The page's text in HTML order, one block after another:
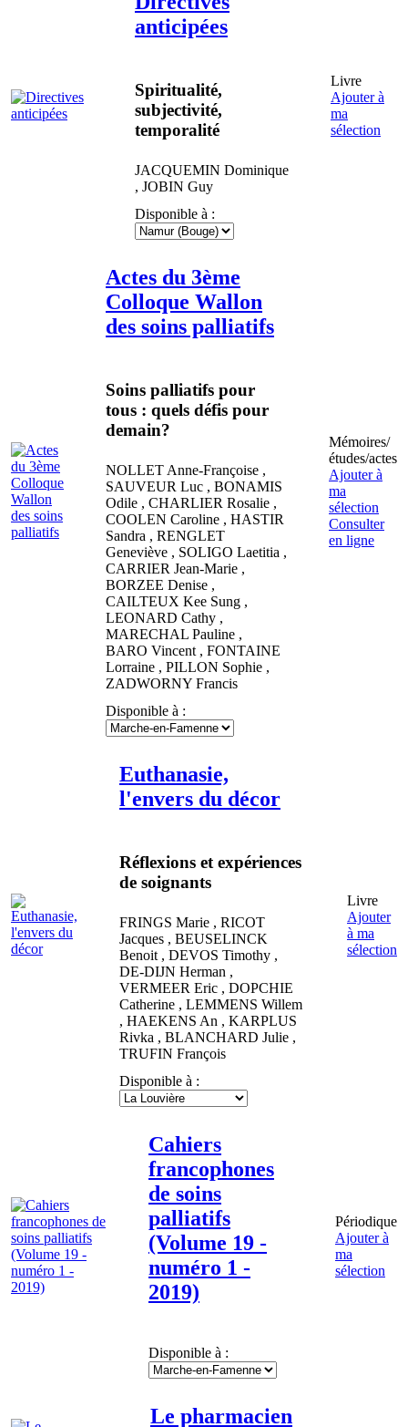
anticipées
Livre
Ajouter à
ma
sélection
Spiritualité,
subjectivité,
temporalité
JACQUEMIN Dominique
, JOBIN Guy
Disponible à :
Actes du 3ème
Colloque Wallon
des soins palliatifs
Mémoires/
études/actes
Ajouter à
ma
sélection
Consulter
en ligne
Soins palliatifs pour
tous : quels défis pour
demain?
NOLLET Anne-Françoise ,
SAUVEUR Luc , BONAMIS
Odile , CHARLIER Rosalie ,
COOLEN Caroline , HASTIR
Sandra , RENGLET
Geneviève , SOLIGO Laetitia ,
CARRIER Jean-Marie ,
BORZEE Denise ,
CAILTEUX Kee Sung ,
LEONARD Cathy ,
MARECHAL Pauline ,
BARO Vincent , FONTAINE
Lorraine , PILLON Sophie ,
ZADWORNY Francis
Disponible à :
Euthanasie,
l'envers du décor
Livre
Ajouter
à ma
sélection
Réflexions et expériences
de soignants
FRINGS Marie , RICOT
Jacques , BEUSELINCK
Benoit , DEVOS Timothy ,
DE-DIJN Herman ,
VERMEER Eric , DOPCHIE
Catherine , LEMMENS Willem
, HAEKENS An , KARPLUS
Rivka , BLANCHARD Julie ,
TRUFIN François
Disponible à :
Cahiers
francophones
de soins
palliatifs
(Volume 19 -
numéro 1 -
2019)
Périodique
Ajouter à
ma
sélection
Disponible à :
Le pharmacien